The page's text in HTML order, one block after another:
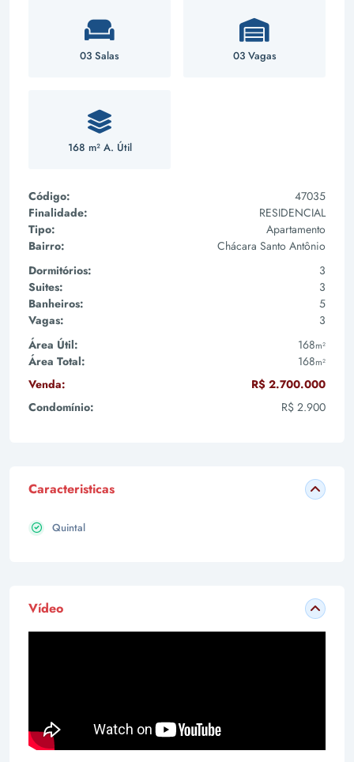
03 Salas 03 Vagas
168 m² A. Útil
Código:
47035
Finalidade:
RESIDENCIAL
Tipo:
Apartamento
Bairro:
Chácara Santo Antônio
Dormitórios:
3
Suites:
3
Banheiros:
5
Vagas:
3
Área Útil:
168m²
Área Total: 168m²
Venda:
R$ 2.700.000
Condomínio:
R$ 2.900
Caracteristicas
Quintal
Vídeo